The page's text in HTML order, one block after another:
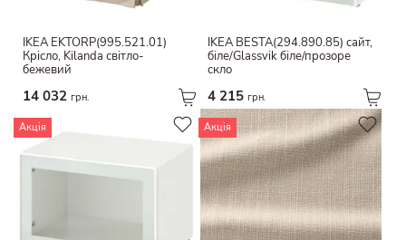
IKEA EKTORP(995.521.01)
Крісло, Kilanda світло-
бежевий
14 032 грн.
IKEA BESTÅ(294.890.85) сайт,
біле/Glassvik біле/прозоре
скло
4 215 грн.
Акція Акція